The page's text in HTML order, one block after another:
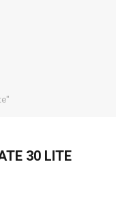
30 LITE